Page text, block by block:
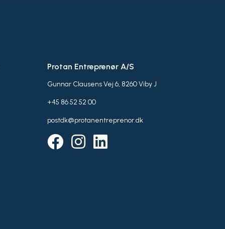
Protan Entreprenør A/S
Gunnar Clausens Vej 6, 8260 Viby J
+45 86 52 52 00
postdk@protanentreprenor.dk